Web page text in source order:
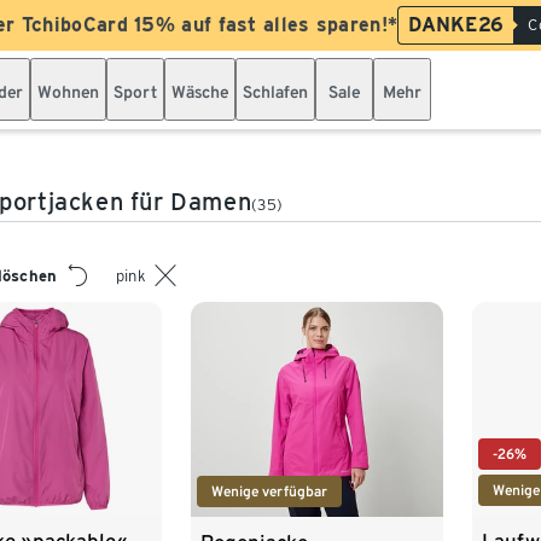
TchiboCard 15% auf fast alles sparen!* DANKE26
Wohnen Sport Wäsche Schlafen Sale Mehr
für Damen(35)
pink
Wenige verfügbar
-26%